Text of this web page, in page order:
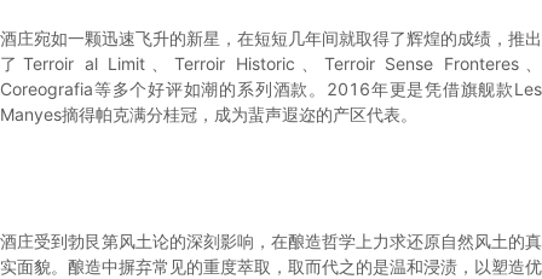
酒庄宛如一颗迅速飞升的新星，在短短几年间就取得了辉煌的成绩，推出
了Terroir al Limit、Terroir Historic、Terroir Sense Fronteres、
Coreografia等多个好评如潮的系列酒款。2016年更是凭借旗舰款Les
Manyes摘得帕克满分桂冠，成为蜚声遐迩的产区代表。
酒庄受到勃艮第风土论的深刻影响，在酿造哲学上力求还原自然风土的真
实面貌。酿造中摒弃常见的重度萃取，取而代之的是温和浸渍，以塑造优